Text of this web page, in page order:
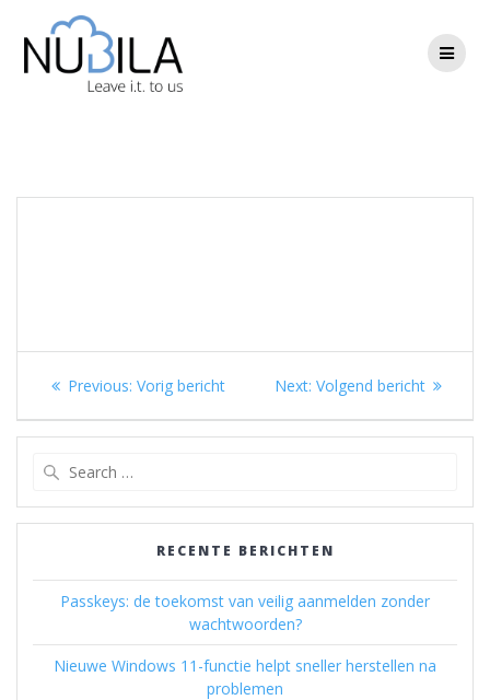
Berichtnavigatie
Previous: Previous
Vorig bericht Next: Next
Volgend bericht
RECENTE BERICHTEN
Passkeys: de toekomst van veilig aanmelden zonder
wachtwoorden?
Nieuwe Windows 11-functie helpt sneller herstellen na
problemen